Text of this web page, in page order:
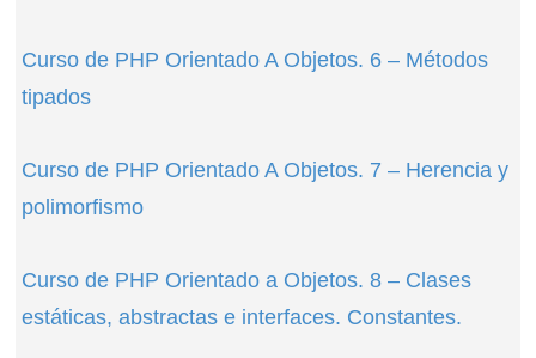
Curso de PHP Orientado A Objetos. 6 – Métodos
tipados
Curso de PHP Orientado A Objetos. 7 – Herencia y
polimorfismo
Curso de PHP Orientado a Objetos. 8 – Clases
estáticas, abstractas e interfaces. Constantes.